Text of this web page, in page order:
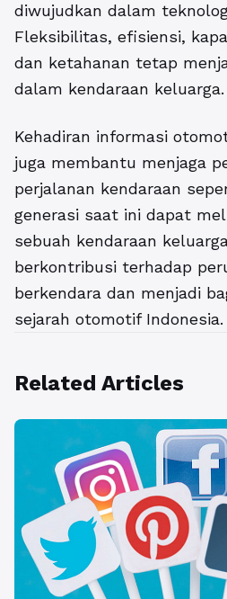
diwujudkan dalam
Fleksibilitas, efisiensi,
dan ketahanan tetap
dalam kendaraan keluarga.
Kehadiran informasi
juga membantu menjaga
perjalanan kendaraan
generasi saat ini dapat
sebuah kendaraan
berkontribusi terhadap
berkendara dan menjadi
sejarah otomotif Indonesia.
Related Articles